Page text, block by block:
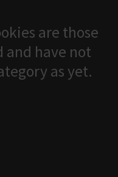
are those
and have not
as yet.